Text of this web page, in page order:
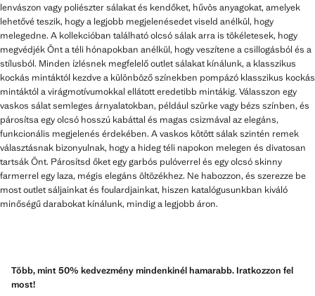
lenvászon vagy poliészter sálakat és kendőket, hűvös anyagokat, amelyek
lehetővé teszik, hogy a legjobb megjelenésedet viseld anélkül, hogy
melegedne. A kollekcióban található olcsó sálak arra is tökéletesek, hogy
megvédjék Önt a téli hónapokban anélkül, hogy veszítene a csillogásból és a
stílusból. Minden ízlésnek megfelelő outlet sálakat kínálunk, a klasszikus
kockás mintáktól kezdve a különböző színekben pompázó klasszikus kockás
mintáktól a virágmotívumokkal ellátott eredetibb mintákig. Válasszon egy
vaskos sálat semleges árnyalatokban, például szürke vagy bézs színben, és
párosítsa egy olcsó hosszú kabáttal és magas csizmával az elegáns,
funkcionális megjelenés érdekében. A vaskos kötött sálak szintén remek
választásnak bizonyulnak, hogy a hideg téli napokon melegen és divatosan
tartsák Önt. Párosítsd őket egy garbós pulóverrel és egy olcsó skinny
farmerrel egy laza, mégis elegáns öltözékhez. Ne habozzon, és szerezze be
most outlet sáljainkat és foulardjainkat, hiszen katalógusunkban kiváló
minőségű darabokat kínálunk, mindig a legjobb áron.
Több, mint 50% kedvezmény mindenkinél hamarabb. Iratkozzon fel
most!